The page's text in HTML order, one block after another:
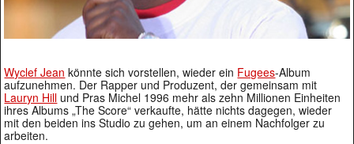
Wyclef Jean könnte sich vorstellen, wieder ein Fugees-Album
aufzunehmen. Der Rapper und Produzent, der gemeinsam mit
Lauryn Hill und Pras Michel 1996 mehr als zehn Millionen Einheiten
ihres Albums „The Score“ verkaufte, hätte nichts dagegen, wieder
mit den beiden ins Studio zu gehen, um an einem Nachfolger zu
arbeiten.